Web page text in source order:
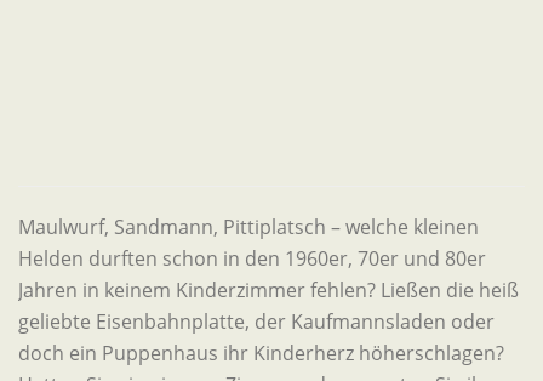
Maulwurf, Sandmann, Pittiplatsch – welche kleinen
Helden durften schon in den 1960er, 70er und 80er
Jahren in keinem Kinderzimmer fehlen? Ließen die heiß
geliebte Eisenbahnplatte, der Kaufmannsladen oder
doch ein Puppenhaus ihr Kinderherz höherschlagen?